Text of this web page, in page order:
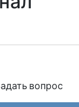
вопрос